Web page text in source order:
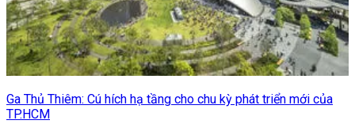
Ga Thủ Thiêm: Cú hích hạ tầng cho chu kỳ phát triển mới của
TP.HCM